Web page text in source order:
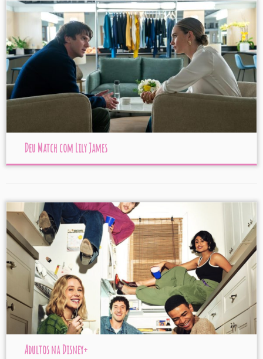
Deu Match com Lily James
Adultos na Disney+